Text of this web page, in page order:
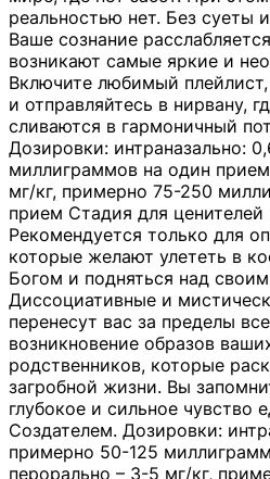
реальностью нет. Без суеты
Ваше сознание
возникают самые яркие и
Включите любимый
и отправляйтесь в нирвану,
сливаются в гармоничный
Дозировки: интраназально:
миллиграммов на один
мг/кг, примерно 75-250
прием Стадия для ценителей
Рекомендуется только для
которые желают улететь в
Богом и подняться над
Диссоциативные и
перенесут вас за пределы
возникновение образов
родственников, которые
загробной жизни. Вы
глубокое и сильное чувство
Создателем. Дозировки:
примерно 50-125
перорально – 3-5 мг/кг,